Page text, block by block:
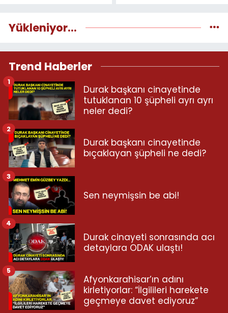
Yükleniyor...
Trend Haberler
Durak başkanı cinayetinde
tutuklanan 10 şüpheli ayrı ayrı
neler dedi?
1
Durak başkanı cinayetinde
bıçaklayan şüpheli ne dedi?
2
Sen neymişsin be abi!
3
Durak cinayeti sonrasında acı
detaylara ODAK ulaştı!
4
Afyonkarahisar’ın adını
kirletiyorlar: “İlgilileri harekete
geçmeye davet ediyoruz”
5